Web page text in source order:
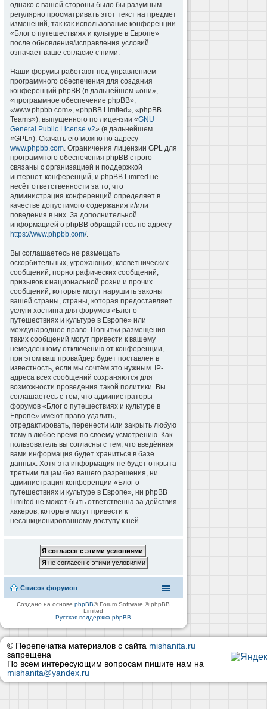
однако с вашей стороны было бы разумным
регулярно просматривать этот текст на предмет
изменений, так как использование конференции
«Блог о путешествиях и культуре в Европе»
после обновления/исправления условий
означает ваше согласие с ними.
Наши форумы работают под управлением
программного обеспечения для создания
конференций phpBB (в дальнейшем «они»,
«программное обеспечение phpBB»,
«www.phpbb.com», «phpBB Limited», «phpBB
Teams»), выпущенного по лицензии «GNU
General Public License v2» (в дальнейшем
«GPL»). Скачать его можно по адресу
www.phpbb.com. Ограничения лицензии GPL для
программного обеспечения phpBB строго
связаны с организацией и поддержкой
интернет-конференций, и phpBB Limited не
несёт ответственности за то, что
администрация конференций определяет в
качестве допустимого содержания и/или
поведения в них. За дополнительной
информацией о phpBB обращайтесь по адресу
https://www.phpbb.com/.
Вы соглашаетесь не размещать
оскорбительных, угрожающих, клеветнических
сообщений, порнографических сообщений,
призывов к национальной розни и прочих
сообщений, которые могут нарушить законы
вашей страны, страны, которая предоставляет
услуги хостинга для форумов «Блог о
путешествиях и культуре в Европе» или
международное право. Попытки размещения
таких сообщений могут привести к вашему
немедленному отключению от конференции,
при этом ваш провайдер будет поставлен в
известность, если мы сочтём это нужным. IP-
адреса всех сообщений сохраняются для
возможности проведения такой политики. Вы
соглашаетесь с тем, что администраторы
форумов «Блог о путешествиях и культуре в
Европе» имеют право удалить,
отредактировать, перенести или закрыть любую
тему в любое время по своему усмотрению. Как
пользователь вы согласны с тем, что введённая
вами информация будет храниться в базе
данных. Хотя эта информация не будет открыта
третьим лицам без вашего разрешения, ни
администрация конференции «Блог о
путешествиях и культуре в Европе», ни phpBB
Limited не может быть ответственна за действия
хакеров, которые могут привести к
несанкционированному доступу к ней.
Список форумов
Создано на основеphpBB® Forum Software © phpBB
Limited
Русская поддержка phpBB
© Перепечатка материалов с сайта mishanita.ru
запрещена
По всем интересующим вопросам пишите нам на
mishanita@yandex.ru